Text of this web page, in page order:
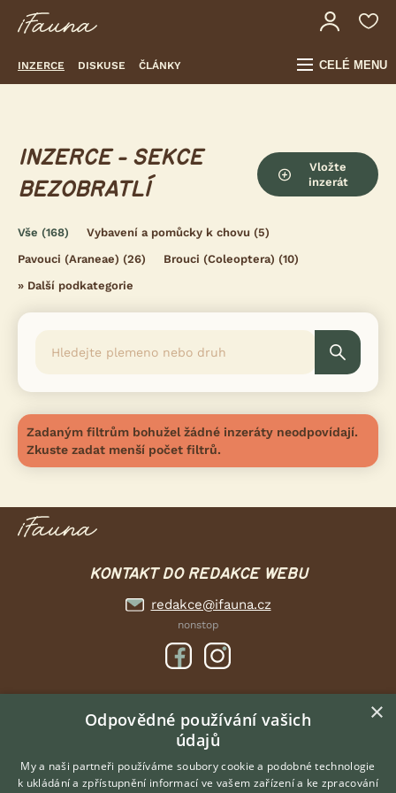
INZERCE DISKUSE ČLÁNKY CELÉ MENU
INZERCE - SEKCE
BEZOBRATLÍ
Vložte
inzerát
Vše (168) Vybavení a pomůcky k chovu (5)
Pavouci (Araneae) (26) Brouci (Coleoptera) (10)
» Další podkategorie
Zadaným filtrům bohužel žádné inzeráty neodpovídají.
Zkuste zadat menší počet filtrů.
KONTAKT DO REDAKCE WEBU
redakce@ifauna.cz
nonstop
DOMOVSKÁ STRÁNKA
INZERCE
DISKUSE
ČLÁNKY
×
Odpovědné používání vašich
údajů
My a naši partneři používáme soubory cookie a podobné technologie
k ukládání a zpřístupnění informací ve vašem zařízení a ke zpracování